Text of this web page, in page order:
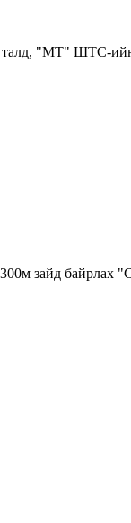
"МТ" ШТС-
зайд байрлах